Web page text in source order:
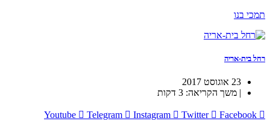
תמכי בנו
רחל בית-אריה
23 אוגוסט 2017
| משך הקריאה: 3 דקות
Youtube Telegram Instagram Twitter Facebook